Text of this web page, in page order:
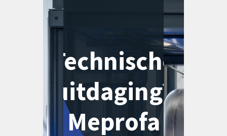
Technische
uitdaging?
Meprofa